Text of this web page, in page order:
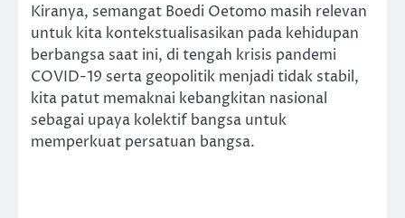
Kiranya, semangat Boedi Oetomo masih relevan
untuk kita kontekstualisasikan pada kehidupan
berbangsa saat ini, di tengah krisis pandemi
COVID-19 serta geopolitik menjadi tidak stabil,
kita patut memaknai kebangkitan nasional
sebagai upaya kolektif bangsa untuk
memperkuat persatuan bangsa.